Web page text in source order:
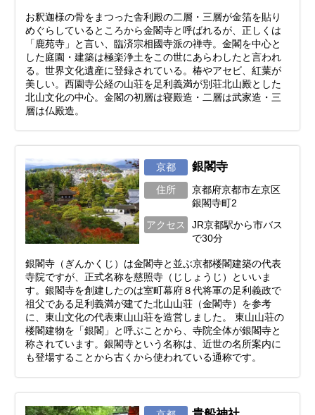
お釈迦様の骨をまつった舎利殿の二層・三層が金箔を貼り
めぐらしているところから金閣寺と呼ばれるが、正しくは
「鹿苑寺」と言い、臨済宗相國寺派の禅寺。金閣を中心と
した庭園・建築は極楽浄土をこの世にあらわしたと言われ
る。世界文化遺産に登録されている。椿やアセビ、紅葉が
美しい。西園寺公経の山荘を足利義満が別荘北山殿とした
北山文化の中心。金閣の初層は寝殿造・二層は武家造・三
層は仏殿造。
京都 銀閣寺
住所
京都府京都市左京区
銀閣寺町2
アクセス
JR京都駅から市バス
で30分
銀閣寺（ぎんかくじ）は金閣寺と並ぶ京都楼閣建築の代表
寺院ですが、正式名称を慈照寺（じしょうじ）といいま
す。銀閣寺を創建したのは室町幕府８代将軍の足利義政で
祖父である足利義満が建てた北山山荘（金閣寺）を参考
に、東山文化の代表東山山荘を造営しました。 東山山荘の
楼閣建物を「銀閣」と呼ぶことから、寺院全体が銀閣寺と
称されています。銀閣寺という名称は、近世の名所案内に
も登場することから古くから使われている通称です。